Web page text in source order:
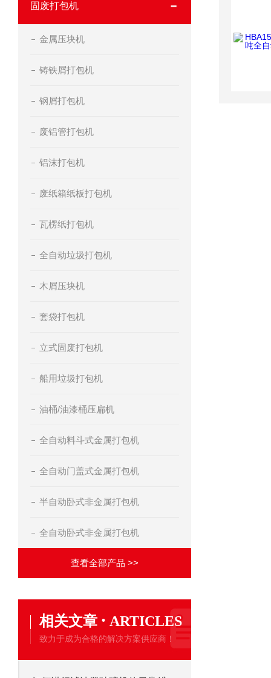
固废打包机
金属压块机
铸铁屑打包机
钢屑打包机
废铝管打包机
铝沫打包机
废纸箱纸板打包机
瓦楞纸打包机
全自动垃圾打包机
木屑压块机
套袋打包机
立式固废打包机
船用垃圾打包机
油桶/油漆桶压扁机
全自动料斗式金属打包机
全自动门盖式金属打包机
半自动卧式非金属打包机
全自动卧式非金属打包机
查看全部产品 >>
相关文章 · ARTICLES
致力于成为合格的解决方案供应商！